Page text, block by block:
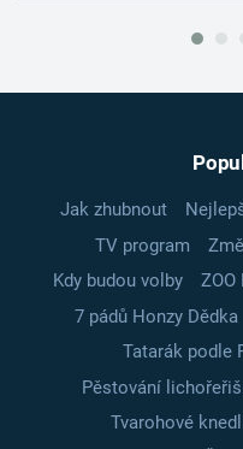
Jak zhubnout
TV program
Kdy budou volby
ZOO
7 pádů Honzy Dědka
Tatarák podle
Pěstování
Tvarohové